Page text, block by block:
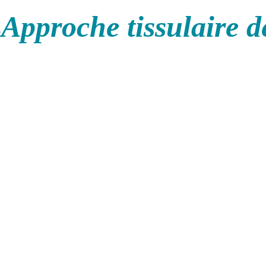
Approche tissulaire